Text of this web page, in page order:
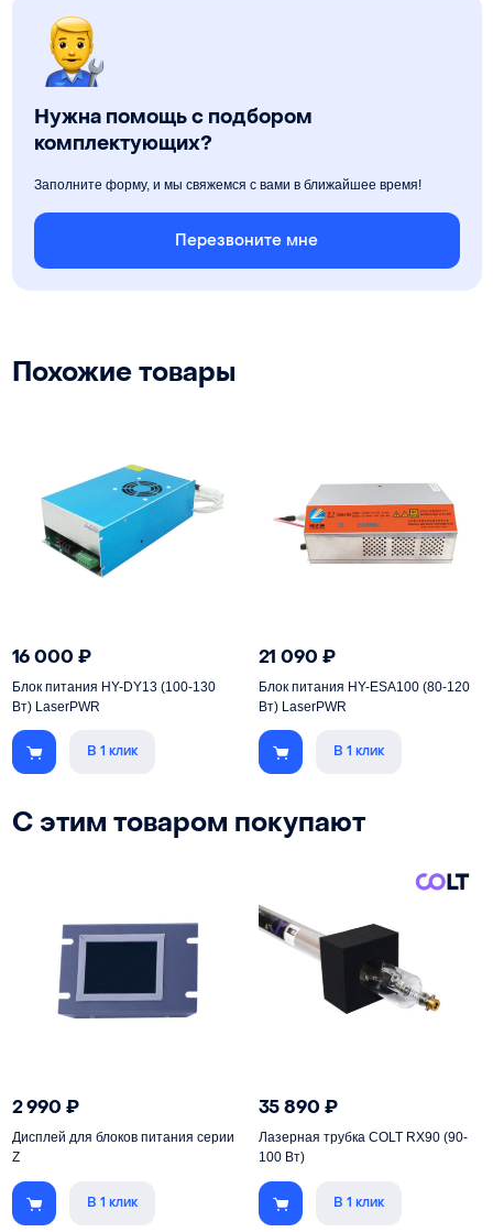
Нужна помощь с подбором
комплектующих?
Заполните форму, и мы свяжемся с вами в ближайшее время!
Перезвоните мне
Похожие товары
16 000 ₽
Блок питания HY-DY13 (100-130
Вт) LaserPWR
В 1 клик
21 090 ₽
Блок питания HY-ESA100 (80-120
Вт) LaserPWR
В 1 клик
С этим товаром покупают
2 990₽
Дисплей для блоков питания серии
Z
В 1 клик
35 890 ₽
Лазерная трубка COLT RX90 (90-
100 Вт)
В 1 клик